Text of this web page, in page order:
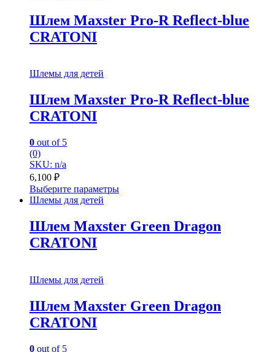
Шлем Maxster Pro-R Reflect-blue
CRATONI
Шлемы для детей
Шлем Maxster Pro-R Reflect-blue
CRATONI
0 out of 5
(0)
SKU: n/a
6,100 ₽
Выберите параметры
Шлемы для детей
Шлем Maxster Green Dragon
CRATONI
Шлемы для детей
Шлем Maxster Green Dragon
CRATONI
0 out of 5